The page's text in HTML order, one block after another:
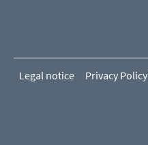
Legal notice Privacy Policy